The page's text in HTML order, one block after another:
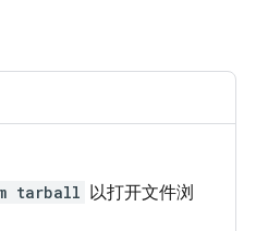
tarball 以打开文件浏